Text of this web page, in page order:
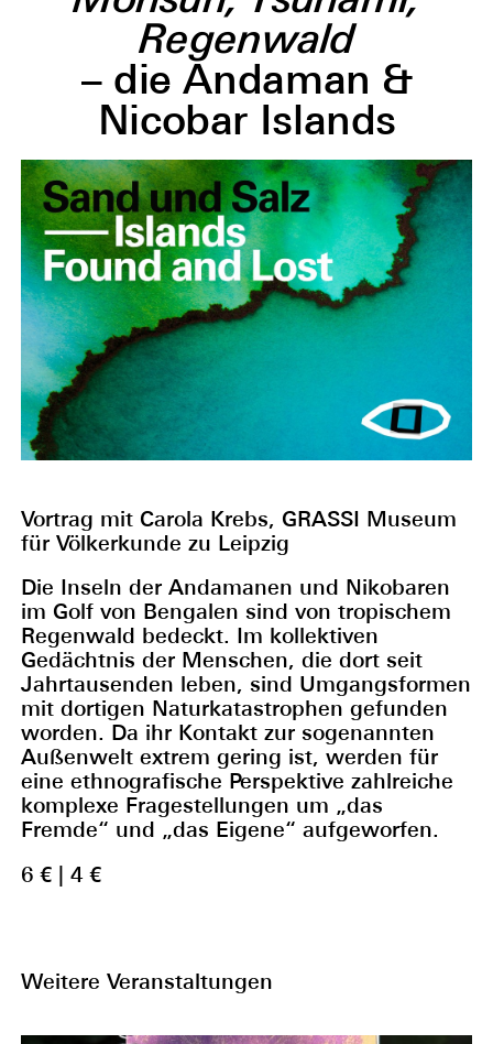
Regenwald
– die Andaman &
Nicobar Islands
Vortrag mit Carola Krebs, GRASSI Museum
für Völkerkunde zu Leipzig
Die Inseln der Andamanen und Nikobaren
im Golf von Bengalen sind von tropischem
Regenwald bedeckt. Im kollektiven
Gedächtnis der Menschen, die dort seit
Jahrtausenden leben, sind Umgangsformen
mit dortigen Naturkatastrophen gefunden
worden. Da ihr Kontakt zur sogenannten
Außenwelt extrem gering ist, werden für
eine ethnografische Perspektive zahlreiche
komplexe Fragestellungen um „das
Fremde“ und „das Eigene“ aufgeworfen.
6 € | 4 €
Weitere Veranstaltungen